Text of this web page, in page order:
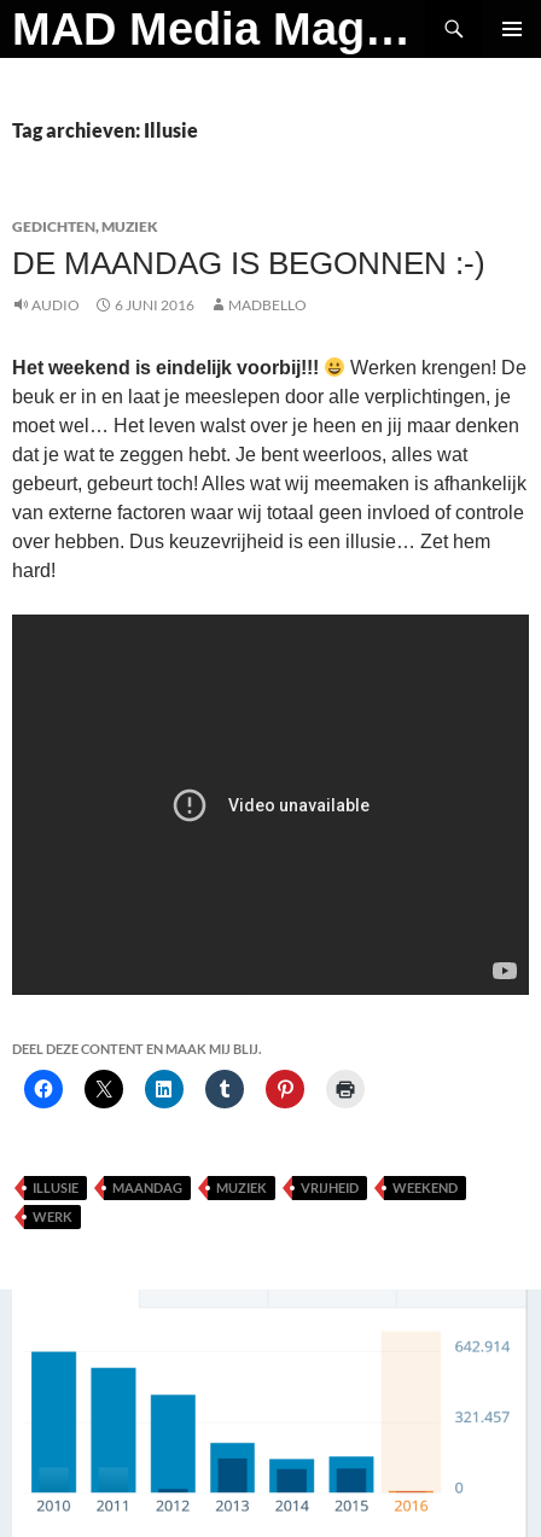
Ga
naar
MAD Media Magazine
Zoeken
Tag archieven: Illusie
GEDICHTEN,MUZIEK
DE MAANDAG IS BEGONNEN :-)
AUDIO 6 JUNI 2016 MADBELLO
Het weekend is eindelijk voorbij!!!
Werken krengen! De
beuk er in en laat je meeslepen door alle verplichtingen, je
moet wel… Het leven walst over je heen en jij maar denken
dat je wat te zeggen hebt. Je bent weerloos, alles wat
gebeurt, gebeurt toch! Alles wat wij meemaken is afhankelijk
van externe factoren waar wij totaal geen invloed of controle
over hebben. Dus keuzevrijheid is een illusie… Zet hem
hard!
DEEL DEZE CONTENT EN MAAK MIJ BLIJ.
ILLUSIE MAANDAG MUZIEK VRIJHEID
WEEKEND
WERK